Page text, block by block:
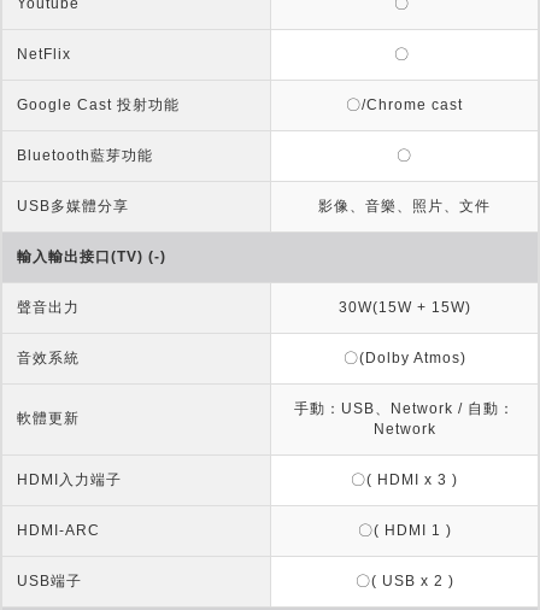
NetFlix 〇
Google Cast 投射功能 〇/Chrome cast
Bluetooth藍芽功能 〇
USB多媒體分享 影像、音樂、照片、文件
輸入輸出接口(TV) (-)
聲音出力 30W(15W + 15W)
音效系統 〇(Dolby Atmos)
軟體更新
手動：USB、Network / 自動：
Network
HDMI入力端子 〇( HDMI x 3 )
HDMI-ARC 〇( HDMI 1 )
USB端子 〇( USB x 2 )